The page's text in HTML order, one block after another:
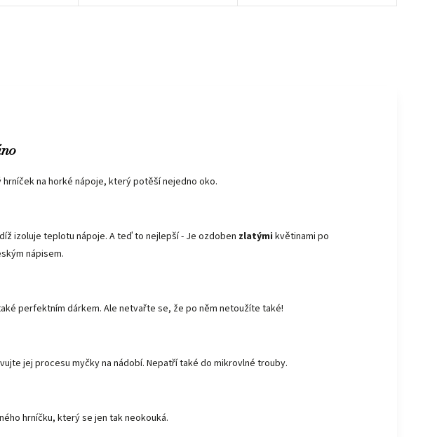
na horké nápoje, který potěší nejedno oko.
izoluje teplotu nápoje. A teď to nejlepší - Je ozdoben zlatými květinami po
nápisem.
perfektním dárkem. Ale netvařte se, že po něm netoužíte také!
jej procesu myčky na nádobí. Nepatří také do mikrovlné trouby.
hrníčku, který se jen tak neokouká.